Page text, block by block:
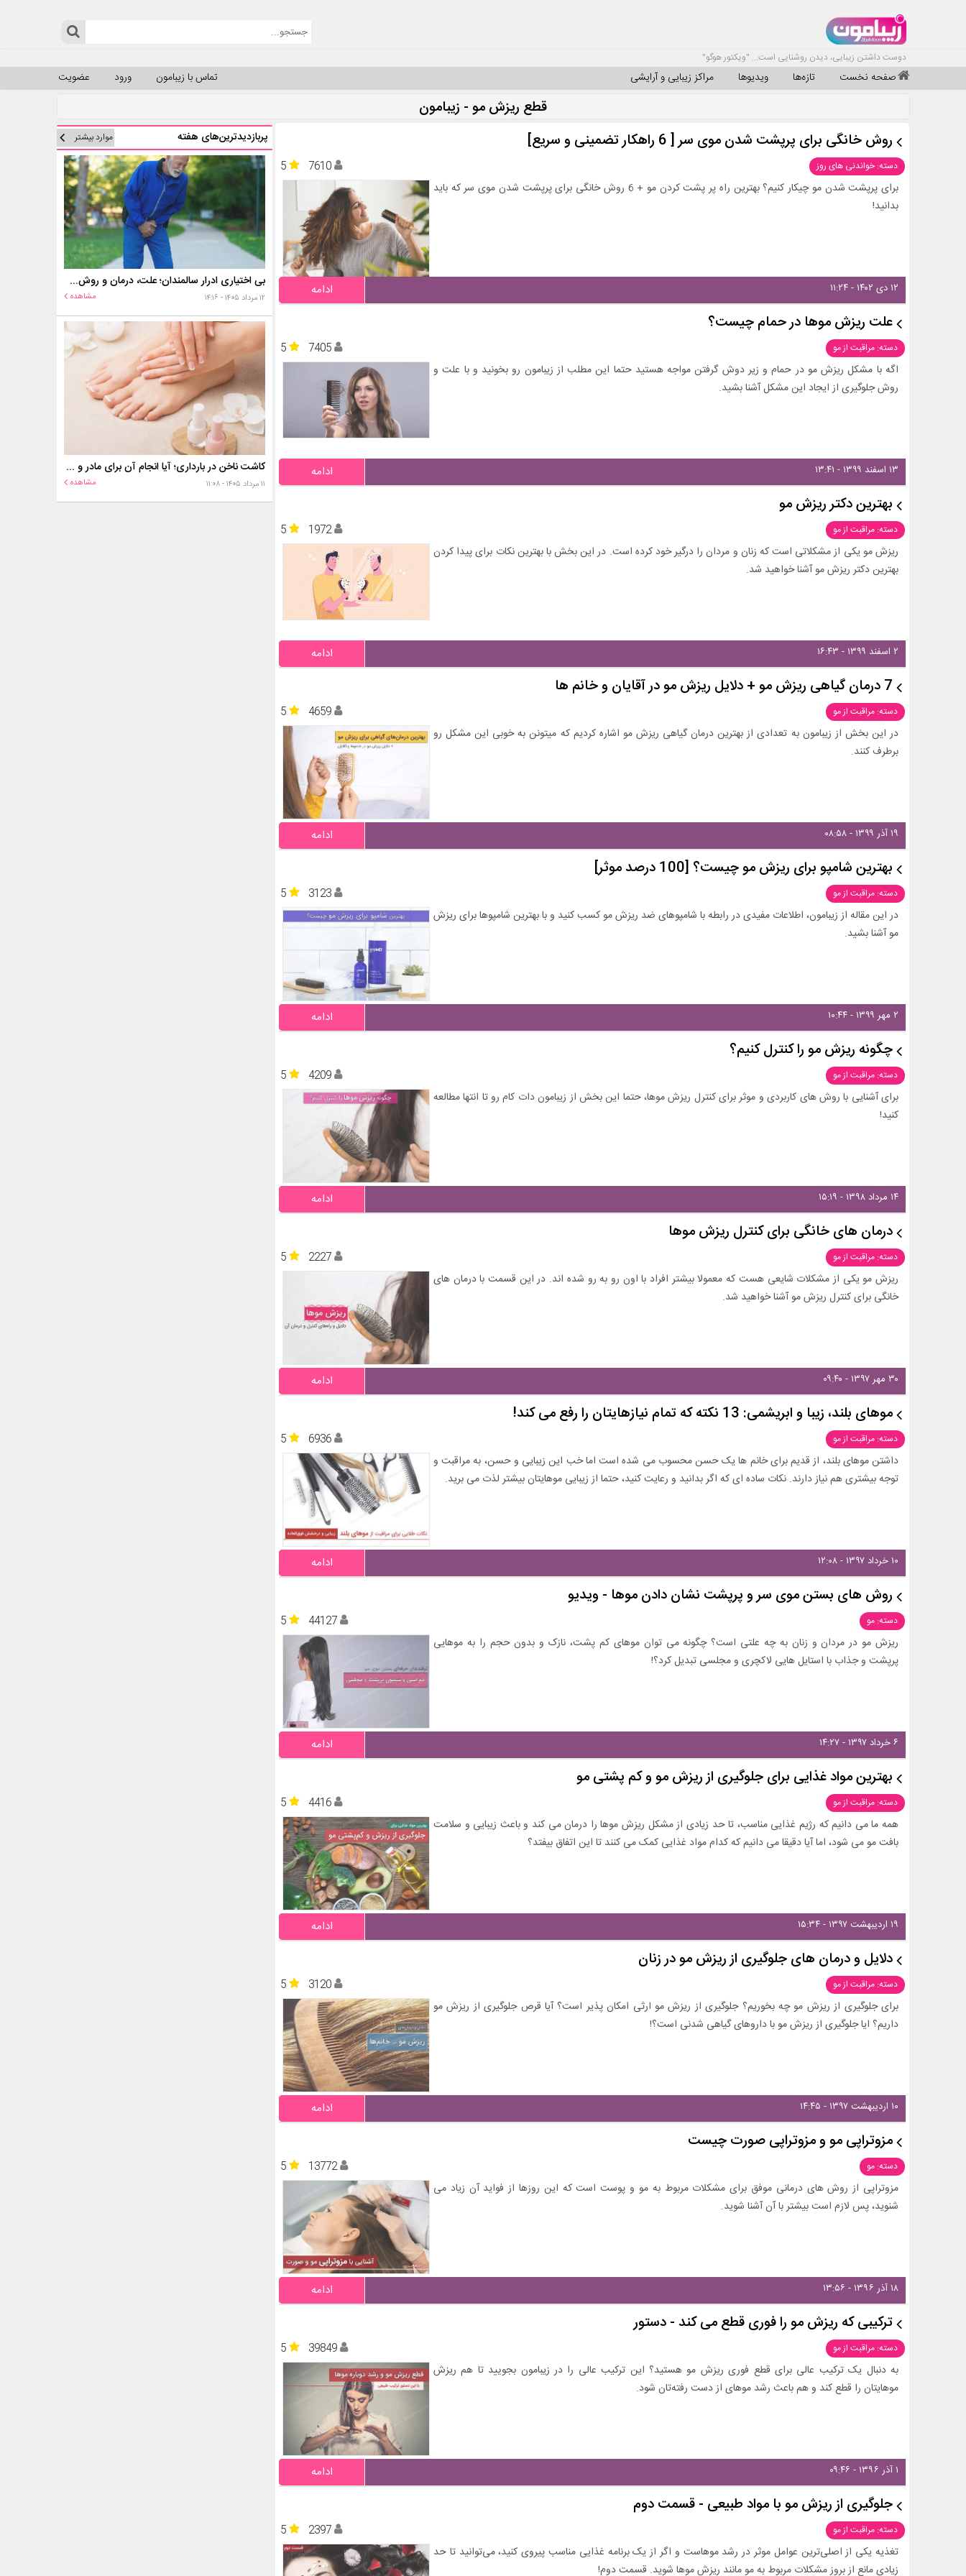
دوست داشتن زیبایی، دیدن روشنایی است... "ویکتور هوگو"
صفحه نخست تازه‌ها ویدیوها مراکز زیبایی و آرایشی عضویت ورود تماس با زیبامون
قطع ریزش مو - زیبامون
روش خانگی برای پرپشت شدن موی سر [ 6 راهکار تضمینی و سریع]
دسته: خواندنی های روز 5
7610
برای پرپشت شدن مو چیکار کنیم؟ بهترین راه پر پشت کردن مو + 6 روش خانگی برای پرپشت شدن موی سر که باید
بدانید!
۱۲ دی ۱۴۰۲ - ۱۱:۲۴ ادامه
علت ریزش موها در حمام چیست؟
دسته: مراقبت از مو 5
7405
اگه با مشکل ریزش مو در حمام و زیر دوش گرفتن مواجه هستید حتما این مطلب از زیبامون رو بخونید و با علت و
روش جلوگیری از ایجاد این مشکل آشنا بشید.
۱۳ اسفند ۱۳۹۹ - ۱۳:۴۱ ادامه
بهترین دکتر ریزش مو
دسته: مراقبت از مو 5
1972
ریزش مو یکی از مشکلاتی است که زنان و مردان را درگیر خود کرده است. در این بخش با بهترین نکات برای پیدا کردن
بهترین دکتر ریزش مو آشنا خواهید شد.
۲ اسفند ۱۳۹۹ - ۱۶:۴۳ ادامه
7 درمان گیاهی ریزش مو + دلایل ریزش مو در آقایان و خانم ها
دسته: مراقبت از مو 5
4659
در این بخش از زیبامون به تعدادی از بهترین درمان گیاهی ریزش مو اشاره کردیم که میتونن به خوبی این مشکل رو
برطرف کنند.
۱۹ آذر ۱۳۹۹ - ۰۸:۵۸ ادامه
بهترین شامپو برای ریزش مو چیست؟ [100 درصد موثر]
دسته: مراقبت از مو 5
3123
در این مقاله از زیبامون، اطلاعات مفیدی در رابطه با شامپوهای ضد ریزش مو کسب کنید و با بهترین شامپوها برای ریزش
مو آشنا بشید.
۲ مهر ۱۳۹۹ - ۱۰:۴۴ ادامه
چگونه ریزش مو را کنترل کنیم؟
دسته: مراقبت از مو 5
4209
برای آشنایی با روش های کاربردی و موثر برای کنترل ریزش موها، حتما این بخش از زیبامون دات کام رو تا انتها مطالعه
کنید!
۱۴ مرداد ۱۳۹۸ - ۱۵:۱۹ ادامه
درمان های خانگی برای کنترل ریزش موها
دسته: مراقبت از مو 5
2227
ریزش مو یکی از مشکلات شایعی هست که معمولا بیشتر افراد با اون رو به رو شده اند. در این قسمت با درمان های
خانگی برای کنترل ریزش مو آشنا خواهید شد.
۳۰ مهر ۱۳۹۷ - ۰۹:۴۰ ادامه
موهای بلند، زیبا و ابریشمی: 13 نکته که تمام نیازهایتان را رفع می کند!
دسته: مراقبت از مو 5
6936
داشتن موهای بلند، از قدیم برای خانم ها یک حسن محسوب می شده است اما خب این زیبایی و حسن، به مراقبت و
توجه بیشتری هم نیاز دارند. نکات ساده ای که اگر بدانید و رعایت کنید، حتما از زیبایی موهایتان بیشتر لذت می برید.
۱۰ خرداد ۱۳۹۷ - ۱۲:۰۸ ادامه
روش های بستن موی سر و پرپشت نشان دادن موها - ویدیو
دسته: مو 5
44127
ریزش مو در مردان و زنان به چه علتی است؟ چگونه می توان موهای کم پشت، نازک و بدون حجم را به موهایی
پرپشت و جذاب با استایل هایی لاکچری و مجلسی تبدیل کرد؟!
۶ خرداد ۱۳۹۷ - ۱۴:۲۷ ادامه
بهترین مواد غذایی برای جلوگیری از ریزش مو و کم پشتی مو
دسته: مراقبت از مو 5
4416
همه ما می دانیم که رژیم غذایی مناسب، تا حد زیادی از مشکل ریزش موها را درمان می کند و باعث زیبایی و سلامت
بافت مو می شود، اما آیا دقیقا می دانیم که کدام مواد غذایی کمک می کنند تا این اتفاق بیفتد؟
۱۹ اردیبهشت ۱۳۹۷ - ۱۵:۳۴ ادامه
دلایل و درمان های جلوگیری از ریزش مو در زنان
دسته: مراقبت از مو 5
3120
برای جلوگیری از ریزش مو چه بخوریم؟ جلوگیری از ریزش مو ارثی امکان پذیر است؟ آیا قرص جلوگیری از ریزش مو
داریم؟ ایا جلوگیری از ریزش مو با داروهای گیاهی شدنی است؟!
۱۰ اردیبهشت ۱۳۹۷ - ۱۴:۴۵ ادامه
مزوتراپی مو و مزوتراپی صورت چیست
دسته: مو 5
13772
مزوتراپی از روش های درمانی موفق برای مشکلات مربوط به مو و پوست است که این روزها از فواید آن زیاد می
شنوید، پس لازم است بیشتر با آن آشنا شوید.
۱۸ آذر ۱۳۹۶ - ۱۳:۵۶ ادامه
ترکیبی که ریزش مو را فوری قطع می کند - دستور
دسته: مراقبت از مو 5
39849
به دنبال یک ترکیب عالی برای قطع فوری ریزش مو هستید؟ این ترکیب عالی را در زیبامون بجویید تا هم ریزش
موهایتان را قطع کند و هم باعث رشد موهای از دست رفته‌تان شود.
۱ آذر ۱۳۹۶ - ۰۹:۴۶ ادامه
جلوگیری از ریزش مو با مواد طبیعی - قسمت دوم
دسته: مراقبت از مو 5
2397
تغذیه یکی از اصلی‌ترین عوامل موثر در رشد موهاست و اگر از یک برنامه غذایی مناسب پیروی کنید، می‌توانید تا حد
زیادی مانع از بروز مشکلات مربوط به مو مانند ریزش موها شوید. قسمت دوم!
پربازدیدترین‌های هفته موارد بیشتر
بی اختیاری ادرار سالمندان؛ علت، درمان و روش‌های کنترل در منزل
۱۲ مرداد ۱۴۰۵ - ۱۴:۱۶ مشاهده
کاشت ناخن در بارداری؛ آیا انجام آن برای مادر و جنین خطر دارد؟
۱۱ مرداد ۱۴۰۵ - ۱۱:۰۸ مشاهده